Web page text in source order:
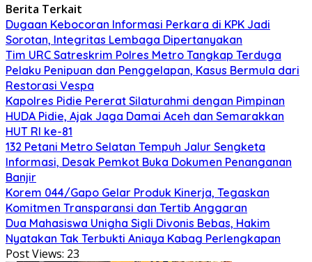
Berita Terkait
Dugaan Kebocoran Informasi Perkara di KPK Jadi
Sorotan, Integritas Lembaga Dipertanyakan
Tim URC Satreskrim Polres Metro Tangkap Terduga
Pelaku Penipuan dan Penggelapan, Kasus Bermula dari
Restorasi Vespa
Kapolres Pidie Pererat Silaturahmi dengan Pimpinan
HUDA Pidie, Ajak Jaga Damai Aceh dan Semarakkan
HUT RI ke-81
132 Petani Metro Selatan Tempuh Jalur Sengketa
Informasi, Desak Pemkot Buka Dokumen Penanganan
Banjir
Korem 044/Gapo Gelar Produk Kinerja, Tegaskan
Komitmen Transparansi dan Tertib Anggaran
Dua Mahasiswa Unigha Sigli Divonis Bebas, Hakim
Nyatakan Tak Terbukti Aniaya Kabag Perlengkapan
Post Views: 23